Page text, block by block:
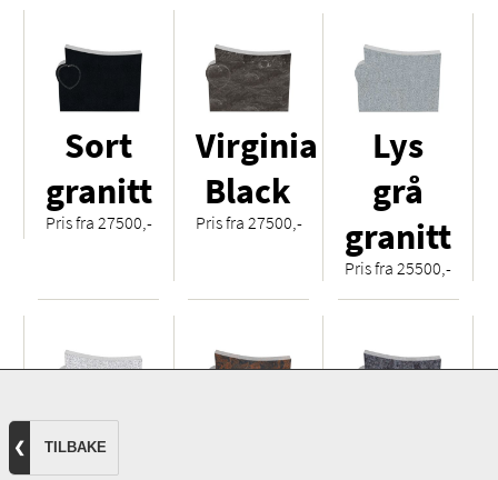
Sort
granitt
Pris fra 27500,-
Virginia
Black
Pris fra 27500,-
Lys
grå
granitt
Pris fra 25500,-
Hvit
❮ TILBAKE